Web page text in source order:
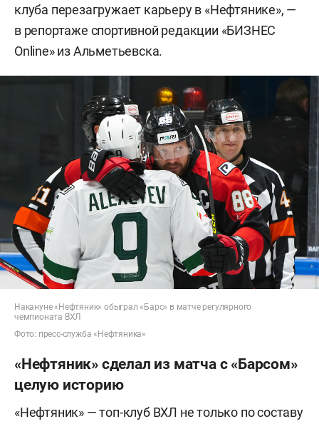
клуба перезагружает карьеру в «Нефтянике», —
в репортаже спортивной редакции «БИЗНЕС
Online» из Альметьевска.
Накануне «Нефтяник» обыграл «Барс» в матче регулярного
чемпионата ВХЛ
Фото: пресс-служба «Нефтяника»
«Нефтяник» сделал из матча с «Барсом»
целую историю
«Нефтяник» — топ-клуб ВХЛ не только по составу